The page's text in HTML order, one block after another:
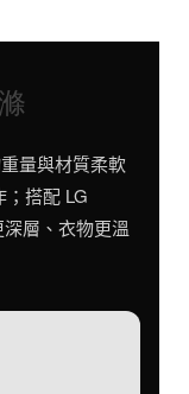
量與材質柔軟
搭配 LG
層、衣物更溫